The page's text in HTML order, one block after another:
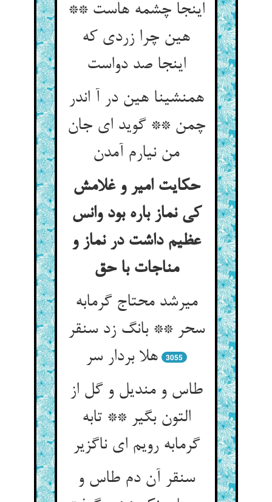
اینجا چشمه هاست **
هین چرا زردی که
اینجا صد دواست
همنشینا هین در آ اندر
چمن ** گوید ای جان
من نیارم آمدن
حکایت امیر و غلامش
کی نماز باره بود وانس
عظیم داشت در نماز و
مناجات با حق
میرشد محتاج گرمابه
سحر ** بانگ زد سنقر
هلا بردار سر
3055
طاس و مندیل و گل از
التون بگیر ** تابه
گرمابه رویم ای ناگزیر
سنقر آن دم طاس و